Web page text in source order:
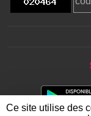
Ce site utilise des